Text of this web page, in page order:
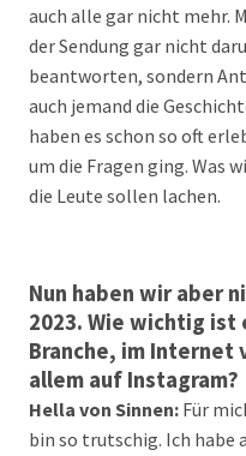
auch alle gar nicht mehr.
der Sendung gar nicht
beantworten, sondern
auch jemand die
haben es schon so oft
um die Fragen ging. Was
die Leute sollen lachen.
Nun haben wir aber
2023. Wie wichtig ist
Branche, im Internet
allem auf Instagram?
Hella von Sinnen: Für
bin so trutschig. Ich habe